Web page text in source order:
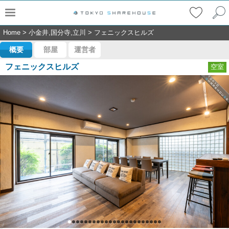
Home > 小金井,国分寺,立川 > フェニックスヒルズ
概要 部屋 運営者
フェニックスヒルズ 空室